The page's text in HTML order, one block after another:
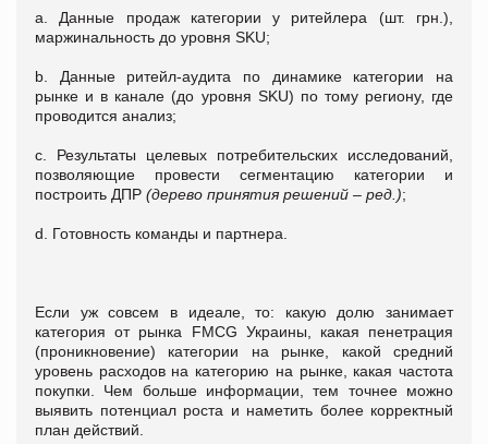
a. Данные продаж категории у ритейлера (шт. грн.),
маржинальность до уровня SKU;
b. Данные ритейл-аудита по динамике категории на
рынке и в канале (до уровня SKU) по тому региону, где
проводится анализ;
c. Результаты целевых потребительских исследований,
позволяющие провести сегментацию категории и
построить ДПР (дерево принятия решений – ред.);
d. Готовность команды и партнера.
Если уж совсем в идеале, то: какую долю занимает
категория от рынка FMCG Украины, какая пенетрация
(проникновение) категории на рынке, какой средний
уровень расходов на категорию на рынке, какая частота
покупки. Чем больше информации, тем точнее можно
выявить потенциал роста и наметить более корректный
план действий.